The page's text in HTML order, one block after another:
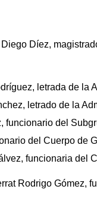
Díez,
letrada de la
letrado de la
funcionario del
del Cuerpo de
funcionaria del
Rodrigo Gómez,